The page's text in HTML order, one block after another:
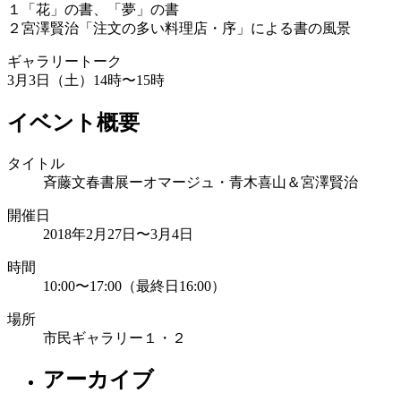
１「花」の書、「夢」の書
２宮澤賢治「注文の多い料理店・序」による書の風景
ギャラリートーク
3月3日（土）14時〜15時
イベント概要
タイトル
斉藤文春書展ーオマージュ・青木喜山＆宮澤賢治
開催日
2018年2月27日〜3月4日
時間
10:00〜17:00（最終日16:00）
場所
市民ギャラリー１・２
アーカイブ